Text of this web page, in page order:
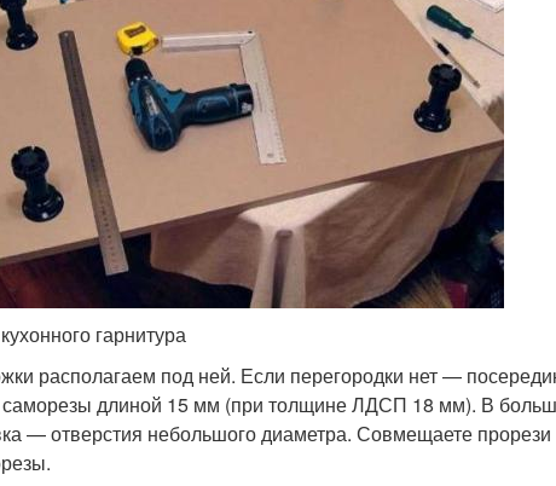
гарнитура
располагаем под ней. Если перегородки нет —
саморезы длиной 15 мм (при толщине ЛДСП 18 мм). В
— отверстия небольшого диаметра. Совмещаете прорези